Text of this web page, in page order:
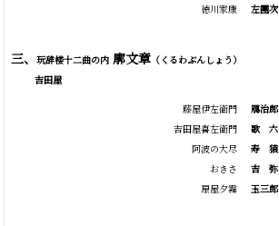
徳川家康
左團次
三、 玩辞楼十二曲の内廓文章（くるわぶんしょう）
吉田屋
藤屋伊左衛門
吉田屋喜左衛門
阿波の大尽
おきさ
扇屋夕霧
鴈治郎
歌
六
寿
猿
吉
弥
玉三郎